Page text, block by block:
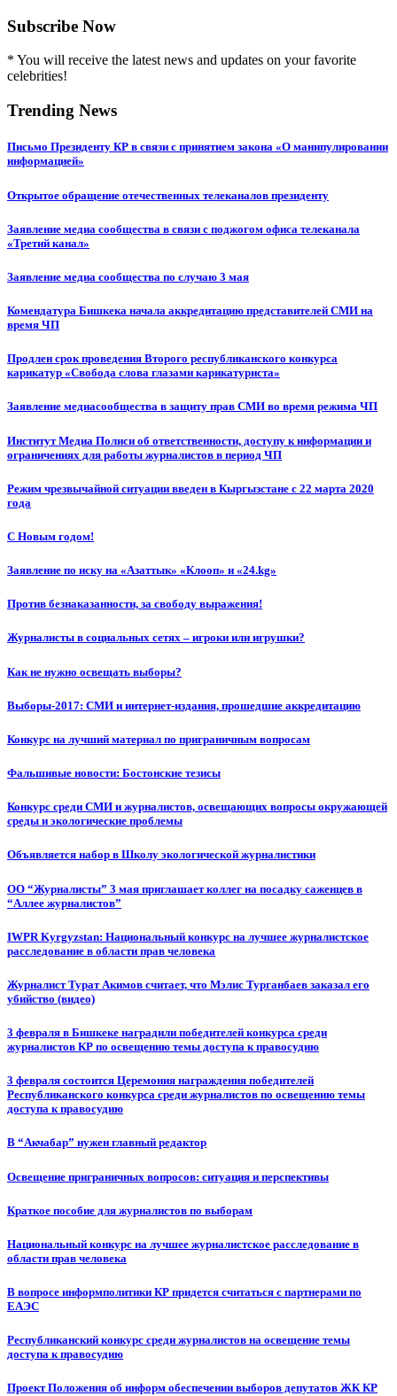
Subscribe Now
* You will receive the latest news and updates on your favorite
celebrities!
Trending News
Письмо Президенту КР в связи с принятием закона «О манипулировании
информацией»
Открытое обращение отечественных телеканалов президенту
Заявление медиа сообщества в связи с поджогом офиса телеканала
«Третий канал»
Заявление медиа сообщества по случаю 3 мая
Комендатура Бишкека начала аккредитацию представителей СМИ на
время ЧП
Продлен срок проведения Второго республиканского конкурса
карикатур «Свобода слова глазами карикатуриста»
Заявление медиасообщества в защиту прав СМИ во время режима ЧП
Институт Медиа Полиси об ответственности, доступу к информации и
ограничениях для работы журналистов в период ЧП
Режим чрезвычайной ситуации введен в Кыргызстане с 22 марта 2020
года
С Новым годом!
Заявление по иску на «Азаттык» «Клооп» и «24.kg»
Против безнаказанности, за свободу выражения!
Журналисты в социальных сетях – игроки или игрушки?
Как не нужно освещать выборы?
Выборы-2017: СМИ и интернет-издания, прошедшие аккредитацию
Конкурс на лучший материал по приграничным вопросам
Фальшивые новости: Бостонские тезисы
Конкурс среди СМИ и журналистов, освещающих вопросы окружающей
среды и экологические проблемы
Объявляется набор в Школу экологической журналистики
ОО “Журналисты” 3 мая приглашает коллег на посадку саженцев в
“Аллее журналистов”
IWPR Kyrgyzstan: Национальный конкурс на лучшее журналистское
расследование в области прав человека
Журналист Турат Акимов считает, что Мэлис Турганбаев заказал его
убийство (видео)
3 февраля в Бишкеке наградили победителей конкурса среди
журналистов КР по освещению темы доступа к правосудию
3 февраля состоится Церемония награждения победителей
Республиканского конкурса среди журналистов по освещению темы
доступа к правосудию
В “Акчабар” нужен главный редактор
Освещение приграничных вопросов: ситуация и перспективы
Краткое пособие для журналистов по выборам
Национальный конкурс на лучшее журналистское расследование в
области прав человека
В вопросе информполитики КР придется считаться с партнерами по
ЕАЭС
Республиканский конкурс среди журналистов на освещение темы
доступа к правосудию
Проект Положения об информ обеспечении выборов депутатов ЖК КР